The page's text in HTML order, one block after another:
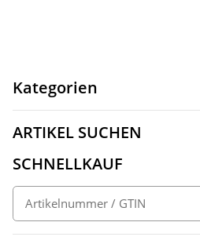
Kategorien
ARTIKEL SUCHEN
SCHNELLKAUF